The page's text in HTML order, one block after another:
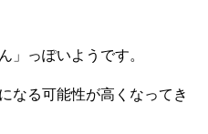
」っぽいようです。
なる可能性が高くなってき